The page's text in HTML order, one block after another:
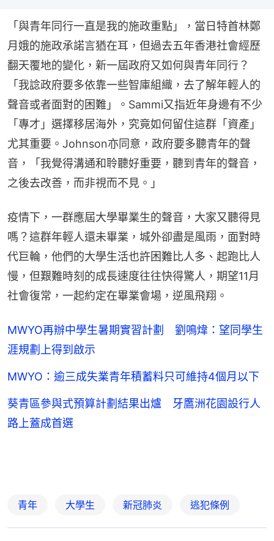
「與青年同行一直是我的施政重點」，當日特首林鄭
月娥的施政承諾言猶在耳，但過去五年香港社會經歷
翻天覆地的變化，新一屆政府又如何與青年同行？
「我諗政府要多依靠一些智庫組織，去了解年輕人的
聲音或者面對的困難」。Sammi又指近年身邊有不少
「專才」選擇移居海外，究竟如何留住這群「資產」
尤其重要。Johnson亦同意，政府要多聽青年的聲
音，「我覺得溝通和聆聽好重要，聽到青年的聲音，
之後去改善，而非視而不見。」
疫情下，一群應屆大學畢業生的聲音，大家又聽得見
嗎？這群年輕人還未畢業，城外卻盡是風雨，面對時
代巨輪，他們的大學生活也許困難比人多、起跑比人
慢，但艱難時刻的成長速度往往快得驚人，期望11月
社會復常，一起約定在畢業會場，逆風飛翔。
MWYO再辦中學生暑期實習計劃 劉鳴煒：望同學生
涯規劃上得到啟示
MWYO：逾三成失業青年積蓄料只可維持4個月以下
葵青區參與式預算計劃結果出爐 牙鷹洲花園設行人
路上蓋成首選
青年 大學生 新冠肺炎 逃犯條例